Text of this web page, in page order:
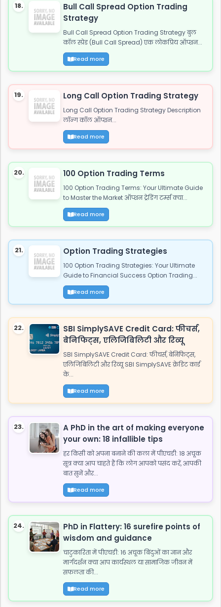
18.
Bull Call Spread Option Trading
Strategy
Bull Call Spread Option Trading Strategy बुल
कॉल स्प्रेड (Bull Call Spread) एक लोकप्रिय ऑप्शन...
Read more
19. Long Call Option Trading Strategy
Long Call Option Trading Strategy Description
लॉन्ग कॉल ऑप्शन...
Read more
20. 100 Option Trading Terms
100 Option Trading Terms: Your Ultimate Guide
to Master the Market ऑप्शन ट्रेडिंग टर्म्स क्या...
Read more
21. Option Trading Strategies
100 Option Trading Strategies: Your Ultimate
Guide to Financial Success Option Trading...
Read more
22.
SBI SimplySAVE Credit Card: फीचर्स,
बेनिफिट्स, एलिजिबिलिटी और रिव्यू
SBI SimplySAVE Credit Card: फीचर्स, बेनिफिट्स,
एलिजिबिलिटी और रिव्यू SBI SimplySAVE क्रेडिट कार्ड
के...
Read more
23.
A PhD in the art of making everyone
your own: 18 infallible tips
हर किसी को अपना बनाने की कला में पीएचडी: 18 अचूक
सूत्र क्या आप चाहते हैं कि लोग आपको पसंद करें, आपकी
बात सुनें और...
Read more
24.
PhD in Flattery: 16 surefire points of
wisdom and guidance
चाटुकारिता में पीएचडी: 16 अचूक बिंदुओं का ज्ञान और
मार्गदर्शन क्या आप कार्यस्थल या सामाजिक जीवन में
सफलता की...
Read more